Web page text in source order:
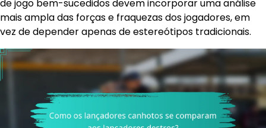
de jogo bem-sucedidos devem incorporar uma análise
mais ampla das forças e fraquezas dos jogadores, em
vez de depender apenas de estereótipos tradicionais.